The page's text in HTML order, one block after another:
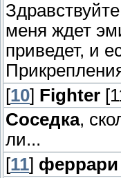
меня ждет
приведет, и
[10] Fighter
Соседка,
ли...
[11] феррари